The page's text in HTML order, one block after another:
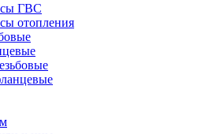
ГВС
отопления